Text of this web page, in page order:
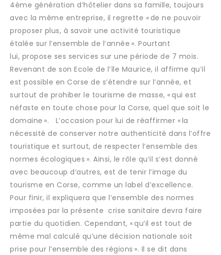
4ème génération d’hôtelier dans sa famille, toujours
avec la même entreprise, il regrette « de ne pouvoir
proposer plus, à savoir une activité touristique
étalée sur l’ensemble de l’année ». Pourtant
lui, propose ses services sur une période de 7 mois.
Revenant de son Ecole de l’île Maurice, il affirme qu’il
est possible en Corse de s’étendre sur l’année, et
surtout de prohiber le tourisme de masse, « qui est
néfaste en toute chose pour la Corse, quel que soit le
domaine ». L’occasion pour lui de réaffirmer « la
nécessité de conserver notre authenticité dans l’offre
touristique et surtout, de respecter l’ensemble des
normes écologiques ». Ainsi, le rôle qu’il s’est donné
avec beaucoup d’autres, est de tenir l’image du
tourisme en Corse, comme un label d’excellence.
Pour finir, il expliquera que l’ensemble des normes
imposées par la présente crise sanitaire devra faire
partie du quotidien. Cependant, « qu’il est tout de
même mal calculé qu’une décision nationale soit
prise pour l’ensemble des régions ». Il se dit dans